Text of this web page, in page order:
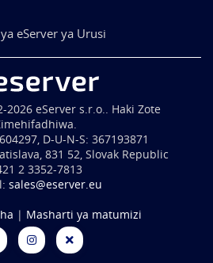
eServer ya Urusi
eServer s.r.o.. Haki Zote
D-U-N-S: 367193871
831 52, Slovak Republic
2 3352-7813
sales@eserver.eu
| Masharti ya matumizi